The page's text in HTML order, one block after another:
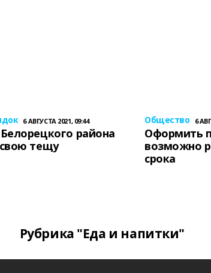
6 АВГУСТА 2021, 09:44
района
тещу
Общество 6
Оформить
возможно
срока
Рубрика "Еда и напитки"